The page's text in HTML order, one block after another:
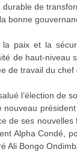
de
bonne
paix et la
de haut-niveau
de travail du chef
l’élection de
de ses
Alpha Condé,
Bongo